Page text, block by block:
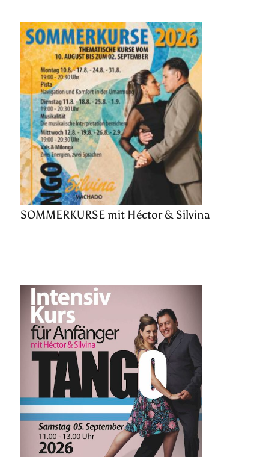
SOMMERKURSE mit Héctor & Silvina